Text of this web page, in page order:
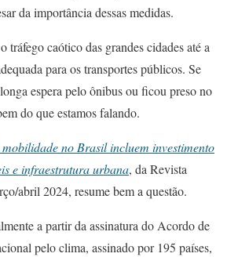
da importância dessas medidas.
tráfego caótico das grandes cidades até a
para os transportes públicos. Se
espera pelo ônibus ou ficou preso no
do que estamos falando.
no Brasil incluem investimento
e infraestrutura urbana, da Revista
abril 2024, resume bem a questão.
a partir da assinatura do Acordo de
pelo clima, assinado por 195 países,